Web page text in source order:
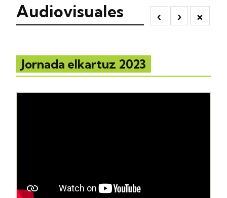
Audiovisuales ‹ › ×
Jornada elkartuz 2023